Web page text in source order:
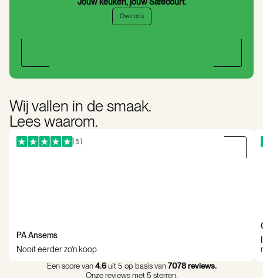
Over ons
Wij vallen in de smaak.
Lees waarom.
[ 5 ]
PA Ansems
Nooit eerder zo'n koop
Een score van4.6uit 5 op basis van7078 reviews.
Onze reviews met 5 sterren.